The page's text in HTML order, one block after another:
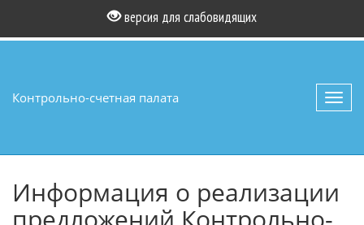
версия для слабовидящих
Контрольно-счетная палата
Информация о реализации